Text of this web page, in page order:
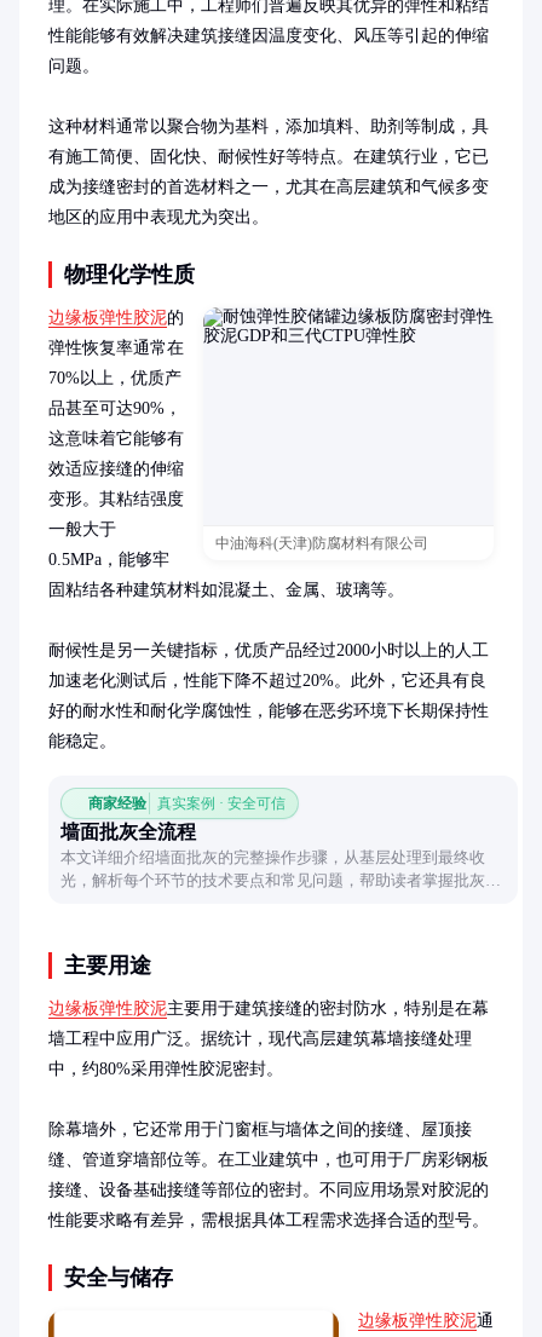
理。在实际施工中，工程师们普遍反映其优异的弹性和粘结
性能能够有效解决建筑接缝因温度变化、风压等引起的伸缩
问题。
这种材料通常以聚合物为基料，添加填料、助剂等制成，具
有施工简便、固化快、耐候性好等特点。在建筑行业，它已
成为接缝密封的首选材料之一，尤其在高层建筑和气候多变
地区的应用中表现尤为突出。
物理化学性质
中油海科(天津)防腐材料有限公司
边缘板弹性胶泥的
弹性恢复率通常在
70%以上，优质产
品甚至可达90%，
这意味着它能够有
效适应接缝的伸缩
变形。其粘结强度
一般大于
0.5MPa，能够牢
固粘结各种建筑材料如混凝土、金属、玻璃等。
耐候性是另一关键指标，优质产品经过2000小时以上的人工
加速老化测试后，性能下降不超过20%。此外，它还具有良
好的耐水性和耐化学腐蚀性，能够在恶劣环境下长期保持性
能稳定。
商家经验 真实案例 · 安全可信
墙面批灰全流程
本文详细介绍墙面批灰的完整操作步骤，从基层处理到最终收
光，解析每个环节的技术要点和常见问题，帮助读者掌握批灰施
主要用途
边缘板弹性胶泥主要用于建筑接缝的密封防水，特别是在幕
墙工程中应用广泛。据统计，现代高层建筑幕墙接缝处理
中，约80%采用弹性胶泥密封。
除幕墙外，它还常用于门窗框与墙体之间的接缝、屋顶接
缝、管道穿墙部位等。在工业建筑中，也可用于厂房彩钢板
接缝、设备基础接缝等部位的密封。不同应用场景对胶泥的
性能要求略有差异，需根据具体工程需求选择合适的型号。
安全与储存
边缘板弹性胶泥通